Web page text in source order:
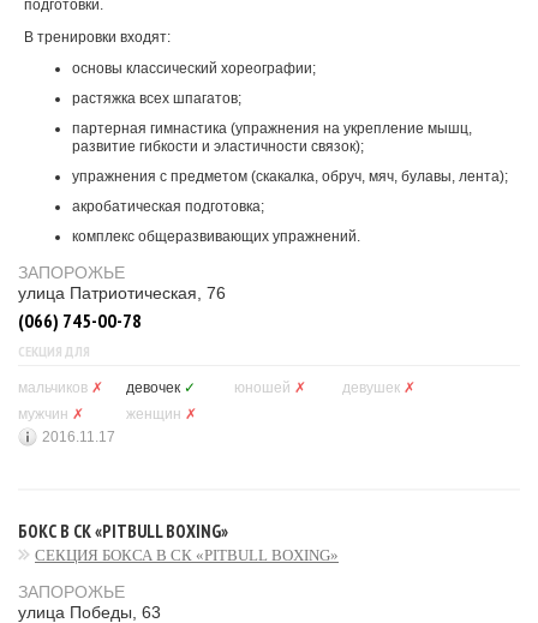
подготовки.
В тренировки входят:
основы классический хореографии;
растяжка всех шпагатов;
партерная гимнастика (упражнения на укрепление мышц,
развитие гибкости и эластичности связок);
упражнения с предметом (скакалка, обруч, мяч, булавы, лента);
акробатическая подготовка;
комплекс общеразвивающих упражнений.
ЗАПОРОЖЬЕ
улица Патриотическая, 76
(066) 745-00-78
СЕКЦИЯ ДЛЯ
мальчиков ✗ девочек ✓ юношей ✗ девушек ✗
мужчин ✗ женщин ✗
2016.11.17
БОКС В СК «PITBULL BOXING»
СЕКЦИЯ БОКСА В СК «PITBULL BOXING»
ЗАПОРОЖЬЕ
улица Победы, 63